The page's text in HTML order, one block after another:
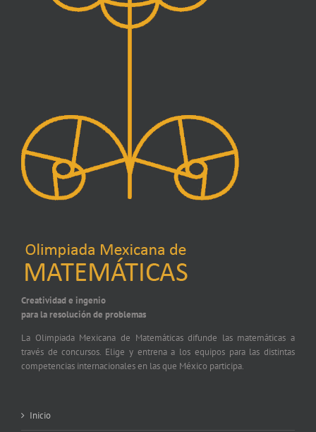
Creatividad e ingenio
para la resolución de problemas
La Olimpiada Mexicana de Matemáticas difunde las matemáticas a
través de concursos. Elige y entrena a los equipos para las distintas
competencias internacionales en las que México participa.
Inicio